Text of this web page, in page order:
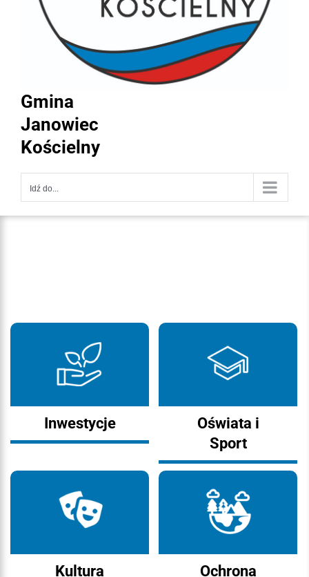
Gmina
Janowiec
Kościelny
Idź do...
Inwestycje
Oświata i
Sport
Kultura
Ochrona